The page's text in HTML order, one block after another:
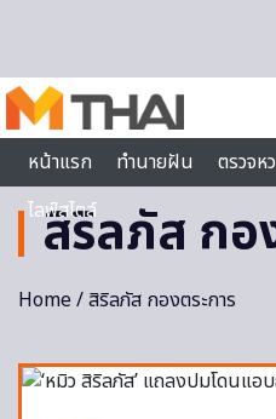
หน้าแรก
ทำนายฝัน ตรวจห
ไลฟ์สไตล์
สิริลภัส กอ
Home/ สิริลภัส กองตระการ